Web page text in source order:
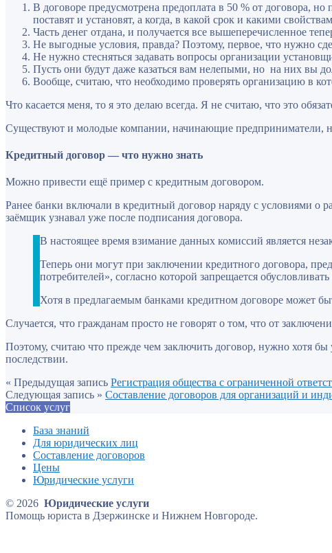
В договоре предусмотрена предоплата в 50 % от договора,
поставят и установят, а когда, в какой срок и какими
Часть денег отдана, и получается все вышеперечисленное
Не выгодные условия, правда? Поэтому, первое, что нужно
Не нужно стесняться задавать вопросы организации
Пусть они будут даже казаться вам нелепыми, но на них вы
Вообще, считаю, что необходимо проверять организацию в
Что касается меня, то я это делаю всегда. Я не считаю, что это
Существуют и молодые компании, начинающие предприниматели,
Кредитный договор — что нужно знать
Можно привести ещё пример с кредитным договором.
Ранее банки включали в кредитный договор наряду с условиями о
заёмщик узнавал уже после подписания договора.
В настоящее время взимание данных комиссий является
Теперь они могут при заключении кредитного договора,
потребителей», согласно которой запрещается
Хотя в предлагаемым банками кредитном договоре может
Случается, что гражданам просто не говорят о том, что от
Поэтому, считаю что прежде чем заключить договор, нужно хотя
последствии.
« Предыдущая запись Регистрация общества с ограниченной
Следующая запись » Составление договоров для организаций и
Список услуг
База знаний
Для юридических лиц
Составление договоров
Цены
Юридические услуги
© 2026 Юридические услуги
Помощь юриста в Дзержинске и Нижнем Новгороде.